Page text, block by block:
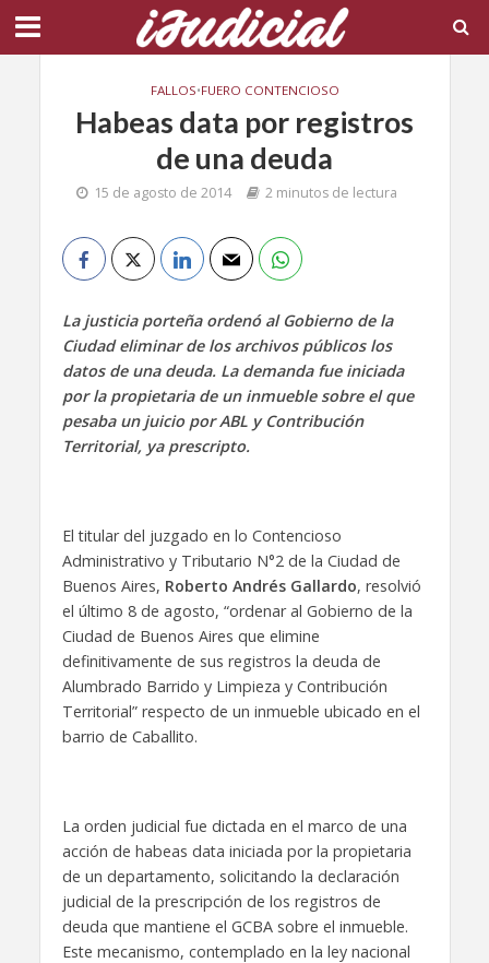
FALLOS•FUERO CONTENCIOSO
Habeas data por registros
de una deuda
15 de agosto de 2014 2 minutos de lectura
La justicia porteña ordenó al Gobierno de la
Ciudad eliminar de los archivos públicos los
datos de una deuda. La demanda fue iniciada
por la propietaria de un inmueble sobre el que
pesaba un juicio por ABL y Contribución
Territorial, ya prescripto.
El titular del juzgado en lo Contencioso
Administrativo y Tributario N°2 de la Ciudad de
Buenos Aires, Roberto Andrés Gallardo, resolvió
el último 8 de agosto, “ordenar al Gobierno de la
Ciudad de Buenos Aires que elimine
definitivamente de sus registros la deuda de
Alumbrado Barrido y Limpieza y Contribución
Territorial” respecto de un inmueble ubicado en el
barrio de Caballito.
La orden judicial fue dictada en el marco de una
acción de habeas data iniciada por la propietaria
de un departamento, solicitando la declaración
judicial de la prescripción de los registros de
deuda que mantiene el GCBA sobre el inmueble.
Este mecanismo, contemplado en la ley nacional